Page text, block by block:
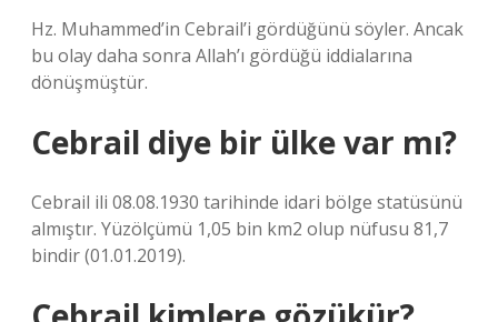
Hz. Muhammed’in Cebrail’i gördüğünü söyler. Ancak
bu olay daha sonra Allah’ı gördüğü iddialarına
dönüşmüştür.
Cebrail diye bir ülke var mı?
Cebrail ili 08.08.1930 tarihinde idari bölge statüsünü
almıştır. Yüzölçümü 1,05 bin km2 olup nüfusu 81,7
bindir (01.01.2019).